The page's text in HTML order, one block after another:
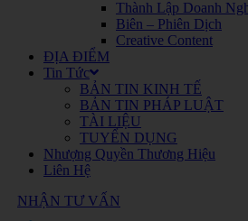
Thành Lập Doanh
Biên – Phiên Dịch
Creative Content
ĐỊA ĐIỂM
Tin Tức
BẢN TIN KINH TẾ
BẢN TIN PHÁP LUẬT
TÀI LIỆU
TUYỂN DỤNG
Nhượng Quyền Thương Hiệu
Liên Hệ
NHẬN TƯ VẤN